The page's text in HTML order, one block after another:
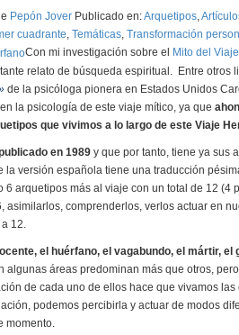
Pepón Jover Publicado en:Arquetipos,
cuadrante, Temáticas, Transformación
Con mi investigación sobre el Mito del
relato de búsqueda espiritual. Entre otros
de la psicóloga pionera en Estados Unidos
la psicología de este viaje mítico, ya que
que vivimos a lo largo de este Viaje
en 1989 y que por tanto, tiene ya sus
la versión española tiene una traducción
arquetipos más al viaje con un total de 12 (4
asimilarlos, comprenderlos, verlos actuar en
12.
el huérfano, el vagabundo, el mártir, el
algunas áreas predominan más que otros,
de cada uno de ellos hace que vivamos
podemos percibirla y actuar de modos
momento.